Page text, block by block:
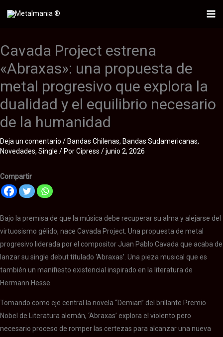
Cavada Project estrena
«Abraxas»: una propuesta de
metal progresivo que explora la
dualidad y el equilibrio necesario
de la humanidad
Deja un comentario / Bandas Chilenas, Bandas Sudamericanas,
Novedades, Single / PorCipress /junio 2, 2026
Compartir
Bajo la premisa de que la música debe recuperar su alma y alejarse del
virtuosismo gélido, nace Cavada Project. Una propuesta de metal
progresivo liderada por el compositor Juan Pablo Cavada que acaba de
lanzar su single debut titulado ‘Abraxas’. Una pieza musical que es
también un manifiesto existencial inspirado en la literatura de
Hermann Hesse.
Tomando como eje central la novela “Demian” del brillante Premio
Nobel de Literatura alemán, ‘Abraxas’ explora el violento pero
necesario proceso de romper las certezas para alcanzar una nueva